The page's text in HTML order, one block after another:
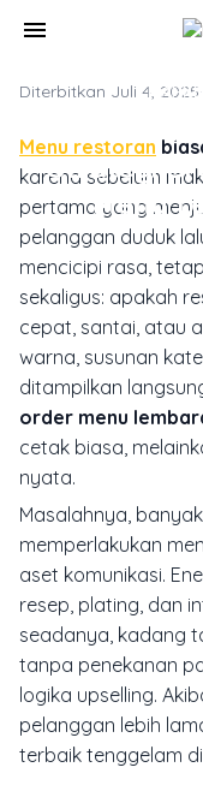
menu
Menu
Strategi
Menu
Diterbitkan Juli 4, 2025·
Menu restoran
karena sebelum
pertama yang
pelanggan duduk
mencicipi rasa,
sekaligus: apakah
cepat, santai, atau
warna, susunan
ditampilkan
order menu
cetak biasa,
nyata.
Masalahnya,
memperlakukan
aset komunikasi.
resep, plating, dan
seadanya, kadang
tanpa penekanan
logika upselling.
pelanggan lebih
terbaik tenggelam